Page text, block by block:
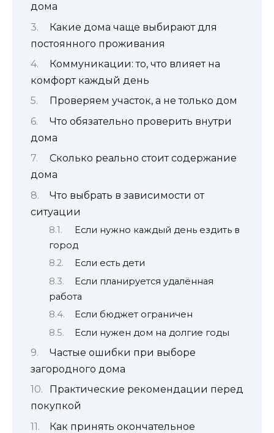
дома
Какие дома чаще выбирают для
постоянного проживания
Коммуникации: то, что влияет на
комфорт каждый день
Проверяем участок, а не только дом
Что обязательно проверить внутри
дома
Сколько реально стоит содержание
дома
Что выбрать в зависимости от
ситуации
Если нужно каждый день ездить в
город
Если есть дети
Если планируется удалённая
работа
Если бюджет ограничен
Если нужен дом на долгие годы
Частые ошибки при выборе
загородного дома
Практические рекомендации перед
покупкой
Как принять окончательное